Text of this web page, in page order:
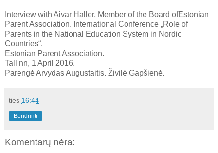
Interview with Aivar Haller, Member of the Board ofEstonian
Parent Association. International Conference „Role of
Parents in the National Education System in Nordic
Countries“.
Estonian Parent Association.
Tallinn, 1 April 2016.
Parengė Arvydas Augustaitis, Živilė Gapšienė.
ties 16:44
Bendrinti
Komentarų nėra: